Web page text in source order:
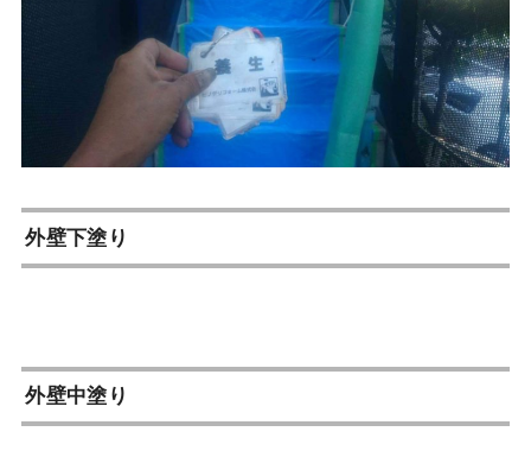
外壁下塗り
外壁中塗り